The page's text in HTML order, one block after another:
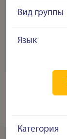
Вид группы
Язык
Категория